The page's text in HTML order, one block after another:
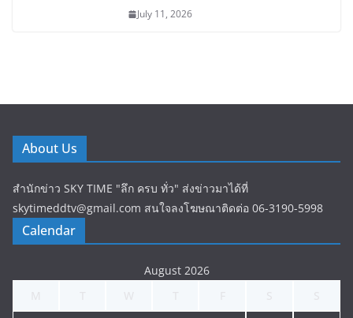
July 11, 2026
About Us
สำนักข่าว SKY TIME "ลึก ครบ ทั่ว" ส่งข่าวมาได้ที่
skytimeddtv@gmail.com สนใจลงโฆษณาติดต่อ 06-3190-5998
Calendar
August 2026